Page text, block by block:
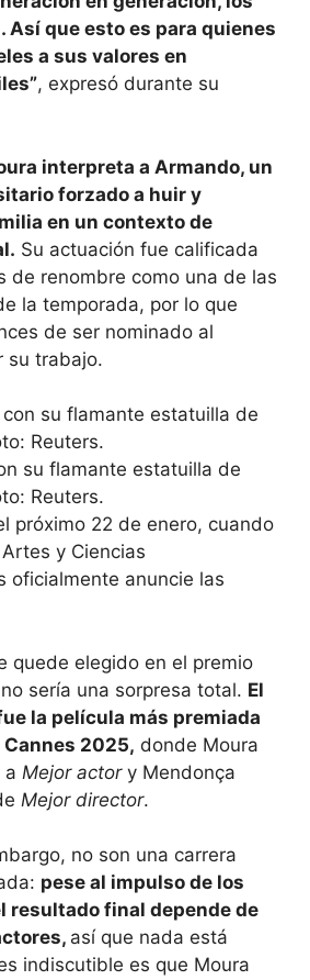
Así que esto es para quienes
a sus valores en
, expresó durante su
interpreta a Armando, un
forzado a huir y
en un contexto de
Su actuación fue calificada
de renombre como una de las
la temporada, por lo que
de ser nominado al
su trabajo.
su flamante estatuilla de
Reuters.
próximo 22 de enero, cuando
y Ciencias
oficialmente anuncie las
quede elegido en el premio
sería una sorpresa total. El
la película más premiada
Cannes 2025, donde Moura
a Mejor actory Mendonça
Mejor director.
no son una carrera
pese al impulso de los
resultado final depende de
así que nada está
indiscutible es que Moura